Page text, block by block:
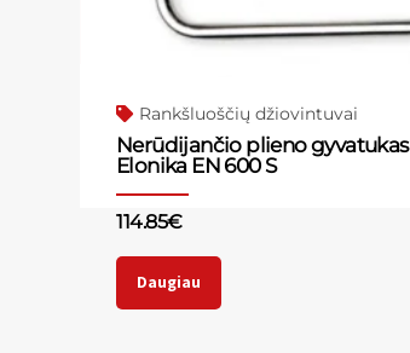
Rankšluoščių džiovintuvai
Nerūdijančio plieno gyvatukas
Elonika EN 600 S
114.85€
Daugiau